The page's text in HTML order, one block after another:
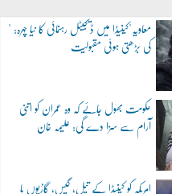
"معاویہ"کینیڈا میں ڈیجیٹل رہنمائی کا نیا چہرہ:
کی بڑھتی ہوئی مقبولیت
حکومت بھول جائے کہ وہ عمران کو اتنی
آرام سے سزا دے گی: علیمہ خان
امریکہ کو کینیڈا کے تیل، گیس، گاڑیوں یا